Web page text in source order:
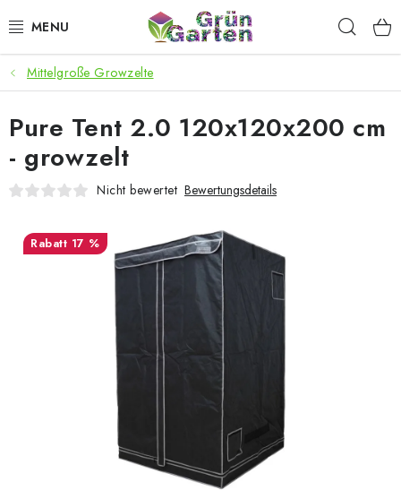
Inhalt
ANGEBOTE
LED PFLANZENLAMPEN
ANBAUBEDARF FÜR DEN HEIMANBAU
Geschäftsbewertung Kaufberatung
Datenschutzerklärung Impressum
Mittelgroße Growzelte
Pure Tent 2.0 120x120x200 cm
- growzelt
Nicht bewertet Bewertungsdetails
17 %